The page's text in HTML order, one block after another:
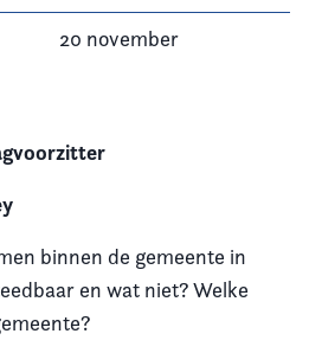
20 november
binnen de gemeente in
en wat niet? Welke